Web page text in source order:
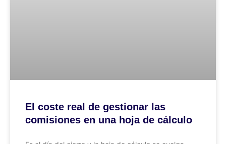
El coste real de gestionar las
comisiones en una hoja de cálculo